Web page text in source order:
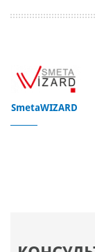
SmetaWIZARD